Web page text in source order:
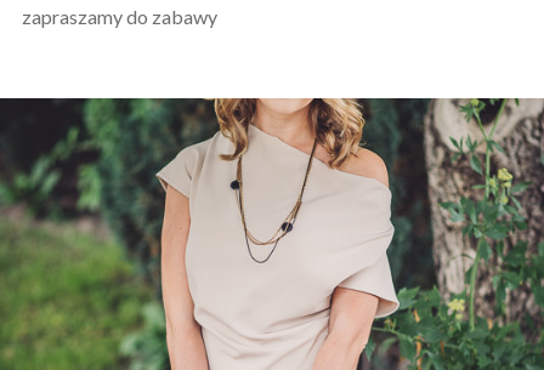
zapraszamy do zabawy